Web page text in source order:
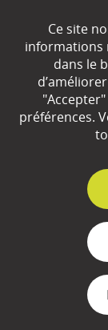
Ce site
informations
dans le
préférences.